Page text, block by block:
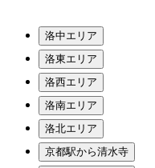
洛中エリア
洛東エリア
洛西エリア
洛南エリア
洛北エリア
京都駅から清水寺